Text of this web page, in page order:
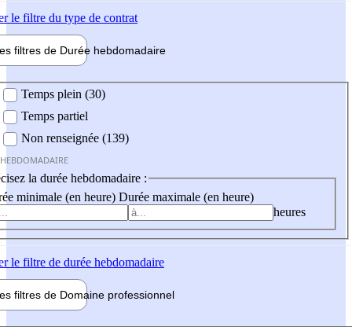
le filtre du type de contrat
filtres de Durée hebdomadaire
Temps plein (30)
Temps partiel
Non renseignée (139)
la durée hebdomadaire :
minimale (en heure) Durée maximale (en heure)
heures
le filtre de durée hebdomadaire
filtres de Domaine professionnel